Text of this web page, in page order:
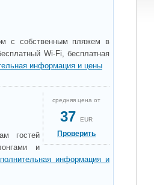
с собственным пляжем в
Wi-Fi, бесплатная
информация и цены
средняя цена от
37 EUR
Проверить
гостей
и
информация и